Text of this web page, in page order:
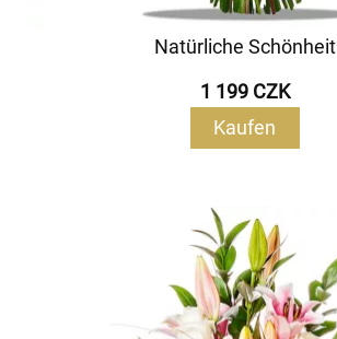
Natürliche Schönheit
1 199 CZK
Kaufen